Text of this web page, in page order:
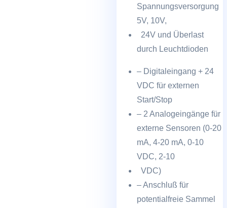
Spannungsversorgung
5V, 10V,
24V und Überlast
durch Leuchtdioden
– Digitaleingang + 24
VDC für externen
Start/Stop
– 2 Analogeingänge für
externe Sensoren (0-20
mA, 4-20 mA, 0-10
VDC, 2-10
VDC)
– Anschluß für
potentialfreie Sammel